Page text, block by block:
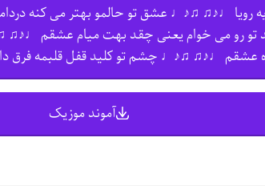
یه رویا ♩♪♫ ♫♪♩ عشق تو حالمو بهتر می کنه
رو می خوام یعنی چقد بهت میام عشقم ♩♪♫
عشقم ♩♪♫ ♫♪♩ چشم تو کلید قفل قلبمه فرق
آموند موزیک